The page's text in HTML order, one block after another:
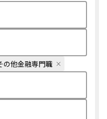
の他金融専門職